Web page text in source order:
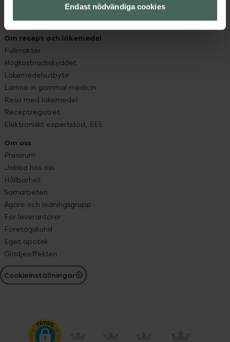
Endast nödvändiga cookies
Köpvillkor
Om recept och läkemedel
Fullmakter
Högkostnadsskyddet
Läkemedelsutbyte
Lämna in gammal medicin
Resa med läkemedel
Receptregistret
Elektroniskt expertstöd, EES
Om oss
Pressrum
Jobba hos oss
Hållbarhet
Samarbeten
Ägare och ledningsgrupp
För leverantörer
Företagskund
Eget apotek
Glädjeeffekten
Cookieinställningar